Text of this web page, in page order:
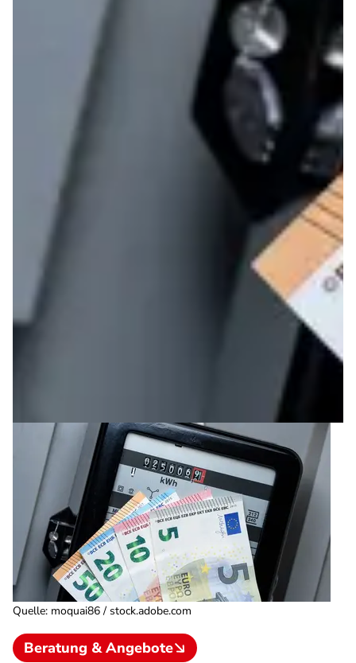
Quelle: moquai86 / stock.adobe.com
Beratung & Angebote